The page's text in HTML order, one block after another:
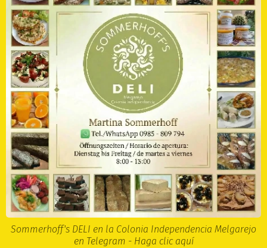
Sommerhoff's DELI en la Colonia Independencia Melgarejo
en Telegram - Haga clic aquí